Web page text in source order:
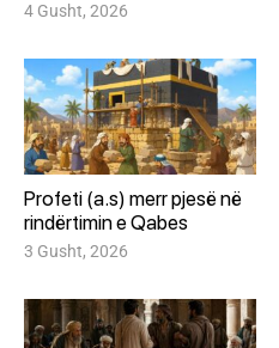
4 Gusht, 2026
Profeti (a.s) merr pjesë në
rindërtimin e Qabes
3 Gusht, 2026